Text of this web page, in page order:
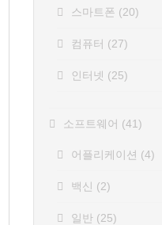
스마트폰 (20)
컴퓨터 (27)
인터넷 (25)
소프트웨어 (41)
어플리케이션 (4)
백신 (2)
일반 (25)